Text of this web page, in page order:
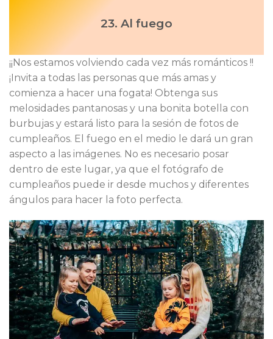
23. Al fuego
¡¡Nos estamos volviendo cada vez más románticos !!
¡Invita a todas las personas que más amas y
comienza a hacer una fogata! Obtenga sus
melosidades pantanosas y una bonita botella con
burbujas y estará listo para la sesión de fotos de
cumpleaños. El fuego en el medio le dará un gran
aspecto a las imágenes. No es necesario posar
dentro de este lugar, ya que el fotógrafo de
cumpleaños puede ir desde muchos y diferentes
ángulos para hacer la foto perfecta.